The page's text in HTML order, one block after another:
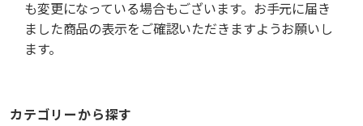
も変更になっている場合もございます。お手元に届き
ました商品の表示をご確認いただきますようお願いし
ます。
カテゴリーから探す